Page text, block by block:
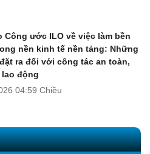
Công ước ILO về việc làm bền
nền kinh tế nền tảng: Những
ra đối với công tác an toàn,
động
04:59 Chiều